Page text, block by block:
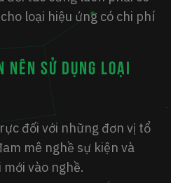
loại hiệu ứng có chi phí
SỬ DỤNG LOẠI
đối với những đơn vị tổ
mê nghề sự kiện và
vào nghề.